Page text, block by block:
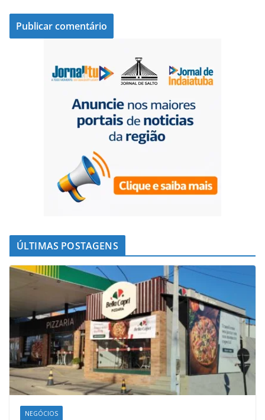
ÚLTIMAS POSTAGENS
NEGÓCIOS